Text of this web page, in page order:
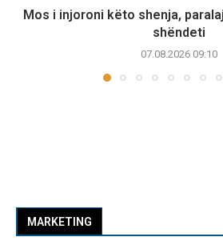
Mos i injoroni këto shenja,
shëndeti
07.08.2026 09:10
MARKETING